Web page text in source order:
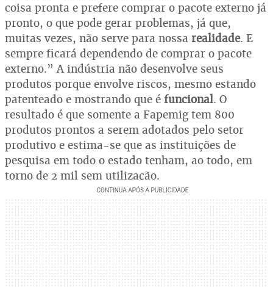
coisa pronta e prefere comprar o pacote externo já
pronto, o que pode gerar problemas, já que,
muitas vezes, não serve para nossa realidade. E
sempre ficará dependendo de comprar o pacote
externo.” A indústria não desenvolve seus
produtos porque envolve riscos, mesmo estando
patenteado e mostrando que é funcional. O
resultado é que somente a Fapemig tem 800
produtos prontos a serem adotados pelo setor
produtivo e estima-se que as instituições de
pesquisa em todo o estado tenham, ao todo, em
torno de 2 mil sem utilização.